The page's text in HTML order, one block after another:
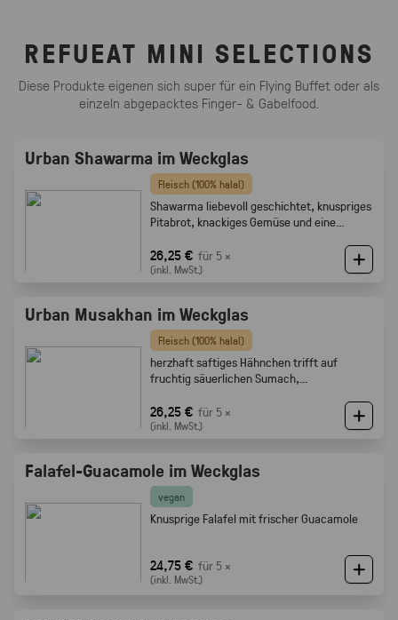
REFUEAT MINI SELECTIONS
Diese Produkte eigenen sich super für ein Flying Buffet oder als
einzeln abgepacktes Finger- & Gabelfood.
Urban Shawarma im Weckglas
Fleisch (100% halal)
Shawarma liebevoll geschichtet, knuspriges
Pitabrot, knackiges Gemüse und eine
26,25 € für 5 ×
(inkl. MwSt.)
Urban Musakhan im Weckglas
Fleisch (100% halal)
herzhaft saftiges Hähnchen trifft auf
fruchtig säuerlichen Sumach,
Röstaromen vom knusprigen Brot
26,25 € für 5 ×
(inkl. MwSt.)
Falafel-Guacamole im Weckglas
vegan
Knusprige Falafel mit frischer Guacamole
24,75 € für 5 ×
(inkl. MwSt.)